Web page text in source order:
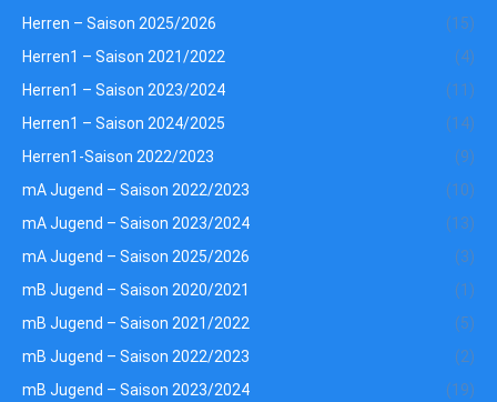
Herren – Saison 2025/2026
(15)
Herren1 – Saison 2021/2022
(4)
Herren1 – Saison 2023/2024
(11)
Herren1 – Saison 2024/2025
(14)
Herren1-Saison 2022/2023
(9)
mA Jugend – Saison 2022/2023
(10)
mA Jugend – Saison 2023/2024
(13)
mA Jugend – Saison 2025/2026
(3)
mB Jugend – Saison 2020/2021
(1)
mB Jugend – Saison 2021/2022
(5)
mB Jugend – Saison 2022/2023
(2)
mB Jugend – Saison 2023/2024
(19)